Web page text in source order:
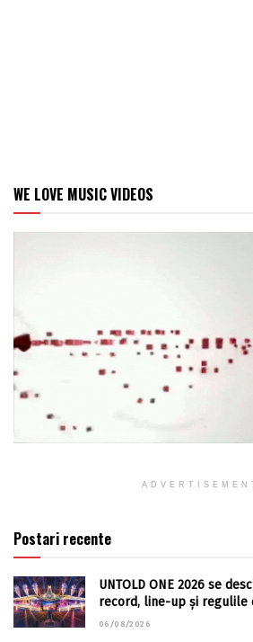
WE LOVE MUSIC VIDEOS
Postari recente
UNTOLD ONE 2026 se
record, line-up și regulile
06/08/2026